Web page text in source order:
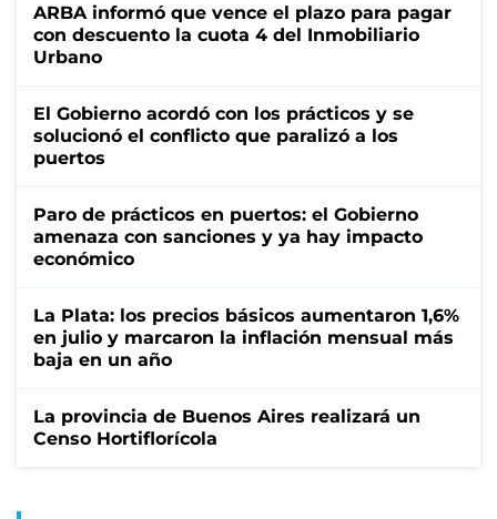
ARBA informó que vence el plazo para pagar
con descuento la cuota 4 del Inmobiliario
Urbano
El Gobierno acordó con los prácticos y se
solucionó el conflicto que paralizó a los
puertos
Paro de prácticos en puertos: el Gobierno
amenaza con sanciones y ya hay impacto
económico
La Plata: los precios básicos aumentaron 1,6%
en julio y marcaron la inflación mensual más
baja en un año
La provincia de Buenos Aires realizará un
Censo Hortiflorícola